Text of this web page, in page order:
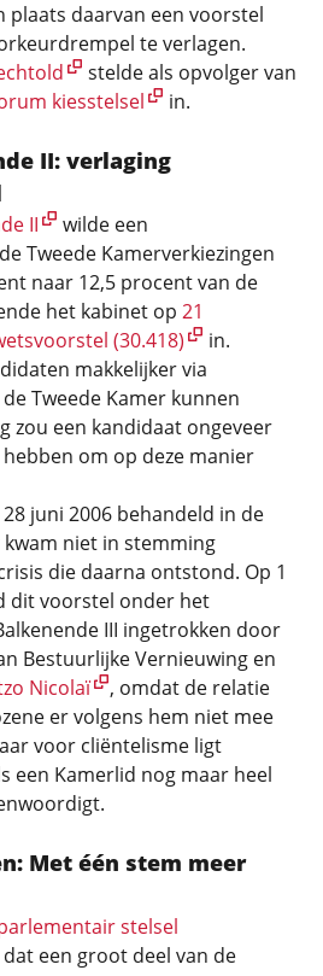
plaats daarvan een voorstel
te verlagen.
stelde als opvolger van
kiesstelsel in.
II: verlaging
II
wilde een
Tweede Kamerverkiezingen
naar 12,5 procent van de
het kabinet op 21
(30.418)
in.
makkelijker via
Tweede Kamer kunnen
zou een kandidaat ongeveer
om op deze manier
juni 2006 behandeld in de
niet in stemming
die daarna ontstond. Op 1
dit voorstel onder het
III ingetrokken door
Bestuurlijke Vernieuwing en
Nicolaï
, omdat de relatie
er volgens hem niet mee
voor cliëntelisme ligt
een Kamerlid nog maar heel
Met één stem meer
stelsel
een groot deel van de